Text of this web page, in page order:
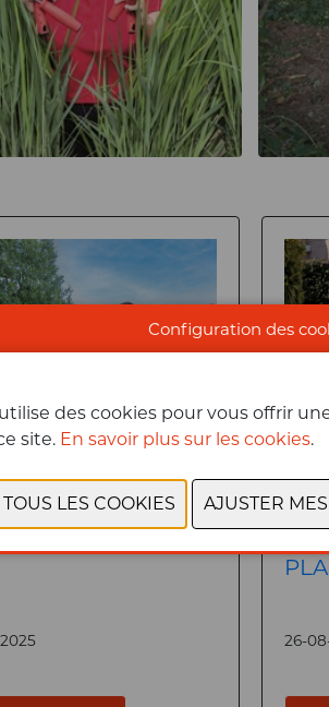
26-
Configuration des
des cookies pour vous offrir
site. En savoir plus sur les cookies.